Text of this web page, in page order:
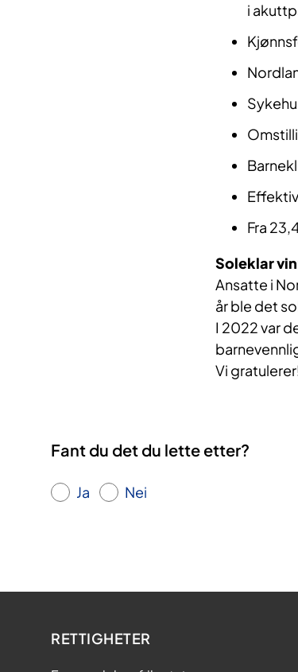
i
Fra
Soleklar
Ansatte i
år ble det
I 2022 var
Vi
Fant du det du lette etter?
Ja Nei
RETTIGHETER